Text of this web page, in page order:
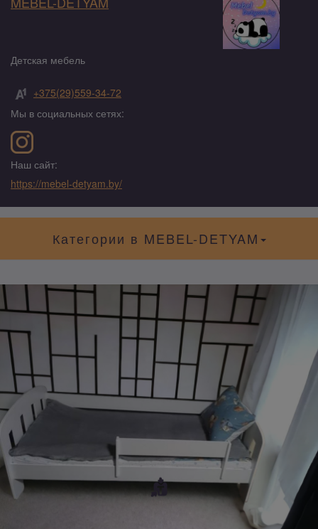
Детская мебель
+375(29)559-34-72
Мы в социальных сетях:
Наш сайт:
https://mebel-detyam.by/
Категории в MEBEL-DETYAM